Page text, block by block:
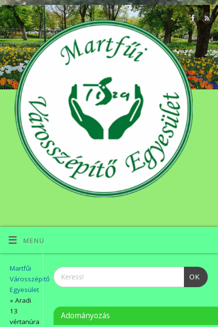
MENÜ
Martfűi
Városszépítő
Egyesület
» Aradi
13
vértanúra
OK
Adományozás